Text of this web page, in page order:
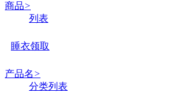
商品>
列表
睡衣领取
产品名>
分类列表